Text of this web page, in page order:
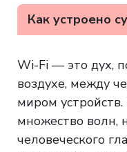
Как устроено
Wi-Fi — это дух,
воздухе, между
миром
множество волн,
человеческого